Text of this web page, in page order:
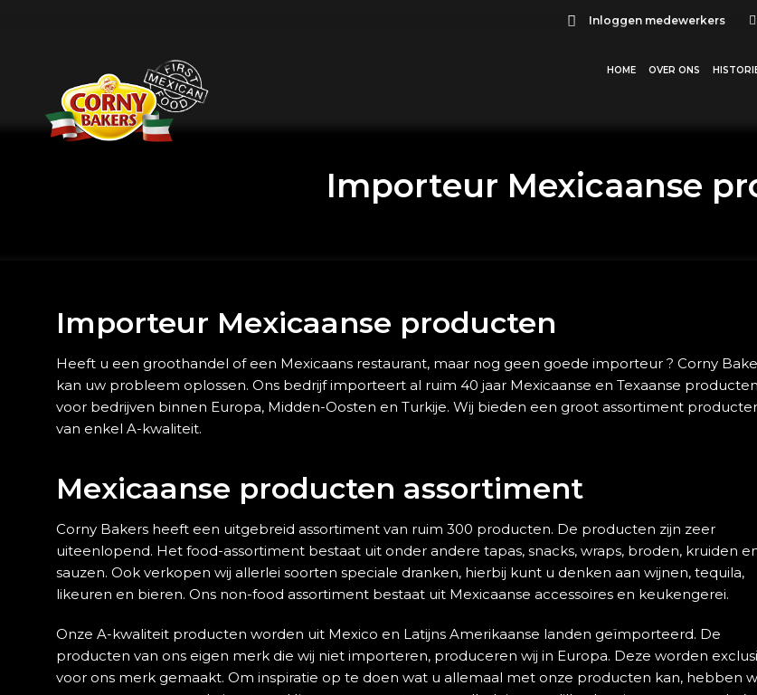
Inloggen medewerkers
HOME OVER ONS
Importeur Mexicaanse
Importeur Mexicaanse producten
Heeft u een groothandel of een Mexicaans restaurant, maar nog geen goede importeur ? Corny
kan uw probleem oplossen. Ons bedrijf importeert al ruim 40 jaar Mexicaanse en Texaanse producten
voor bedrijven binnen Europa, Midden-Oosten en Turkije. Wij bieden een groot assortiment
van enkel A-kwaliteit.
Mexicaanse producten assortiment
Corny Bakers heeft een uitgebreid assortiment van ruim 300 producten. De producten zijn zeer
uiteenlopend. Het food-assortiment bestaat uit onder andere tapas, snacks, wraps, broden, kruiden
sauzen. Ook verkopen wij allerlei soorten speciale dranken, hierbij kunt u denken aan wijnen, tequila,
likeuren en bieren. Ons non-food assortiment bestaat uit Mexicaanse accessoires en keukengerei.
Onze A-kwaliteit producten worden uit Mexico en Latijns Amerikaanse landen geïmporteerd. De
producten van ons eigen merk die wij niet importeren, produceren wij in Europa. Deze worden
voor ons merk gemaakt. Om inspiratie op te doen wat u allemaal met onze producten kan, hebben